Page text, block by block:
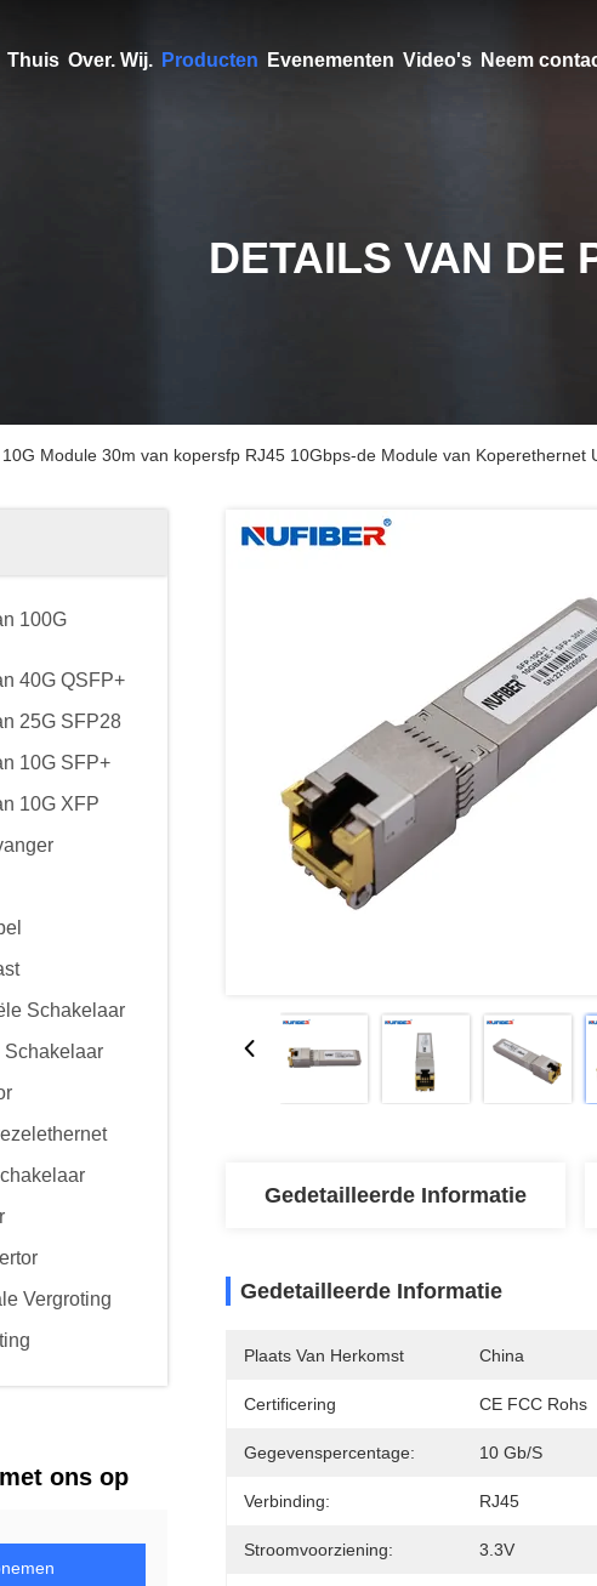
Thuis Over. Wij. Producten Evenementen Video's Neem
DETAILS VAN DE
10G Module 30m van kopersfp RJ45 10Gbps-de Module van Koperethernet
100G
40G QSFP+
25G SFP28
10G SFP+
10G XFP
Schakelaar
Schakelaar
Vergroting
ons op
Gedetailleerde Informatie
Gedetailleerde Informatie
Plaats Van Herkomst China
Certificering CE FCC Rohs
Gegevenspercentage: 10 Gb/s
Verbinding: RJ45
Stroomvoorziening: 3.3V